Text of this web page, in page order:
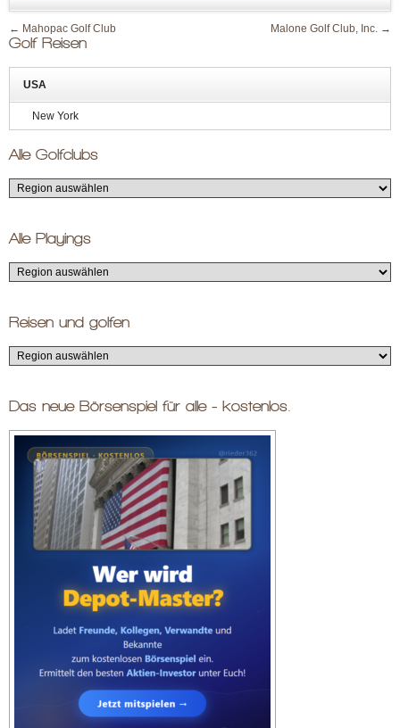
← Mahopac Golf Club Malone Golf Club, Inc. →
Golf Reisen
USA
New York
Alle Golfclubs
Alle Playings
Reisen und golfen
Das neue Börsenspiel für alle - kostenlos.